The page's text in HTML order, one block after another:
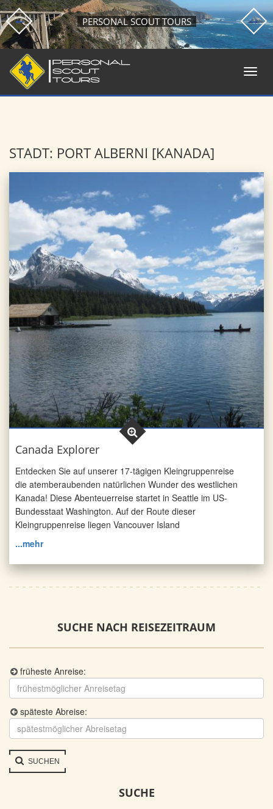
PERSONAL SCOUT TOURS
STADT: PORT ALBERNI [KANADA]
Canada Explorer
Entdecken Sie auf unserer 17-tägigen Kleingruppenreise
die atemberaubenden natürlichen Wunder des westlichen
Kanada! Diese Abenteuerreise startet in Seattle im US-
Bundesstaat Washington. Auf der Route dieser
Kleingruppenreise liegen Vancouver Island
...mehr
SUCHE NACH REISEZEITRAUM
früheste Anreise:
späteste Abreise:
SUCHEN
SUCHE